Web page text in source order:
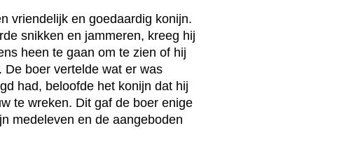
vriendelijk en goedaardig konijn.
snikken en jammeren, kreeg hij
heen te gaan om te zien of hij
De boer vertelde wat er was
had, beloofde het konijn dat hij
te wreken. Dit gaf de boer enige
medeleven en de aangeboden